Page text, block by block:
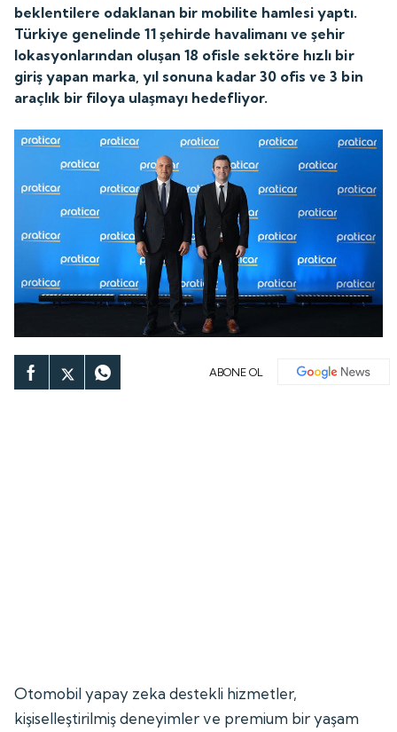
beklentilere odaklanan bir mobilite hamlesi yaptı.
Türkiye genelinde 11 şehirde havalimanı ve şehir
lokasyonlarından oluşan 18 ofisle sektöre hızlı bir
giriş yapan marka, yıl sonuna kadar 30 ofis ve 3 bin
araçlık bir filoya ulaşmayı hedefliyor.
ABONE OL
Otomobil yapay zeka destekli hizmetler,
kişiselleştirilmiş deneyimler ve premium bir yaşam